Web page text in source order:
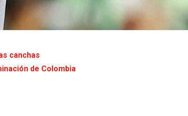
canchas
de Colombia